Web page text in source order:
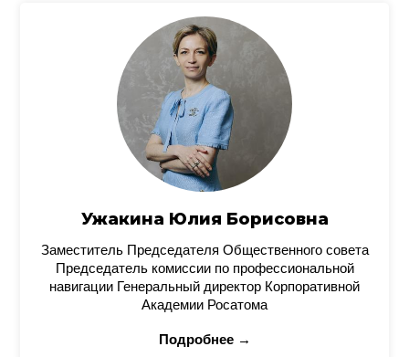
Ужакина Юлия Борисовна
Заместитель Председателя Общественного совета
Председатель комиссии по профессиональной
навигации Генеральный директор Корпоративной
Академии Росатома
Подробнее →